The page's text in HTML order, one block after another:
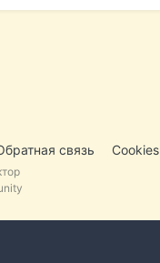
связь Cookies